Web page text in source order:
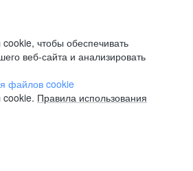
чтобы обеспечивать
веб-сайта и анализировать
файлов cookie
Правила использования